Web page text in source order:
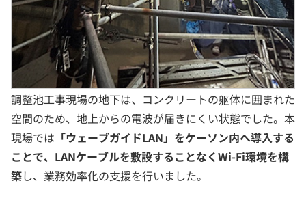
調整池工事現場の地下は、コンクリートの躯体に囲まれた
空間のため、地上からの電波が届きにくい状態でした。本
現場では 「ウェーブガイドLAN」をケーソン内へ導入する
ことで、LANケーブルを敷設することなくWi-Fi環境を構
築し、業務効率化の支援を行いました。